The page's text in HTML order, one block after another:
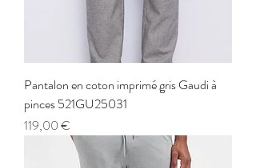
Pantalon en coton imprimé gris Gaudi à
pinces 521GU25031
Prix
119,00 €